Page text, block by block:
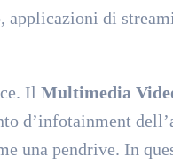
applicazioni di
Il Multimedia
d’infotainment
una pendrive. In